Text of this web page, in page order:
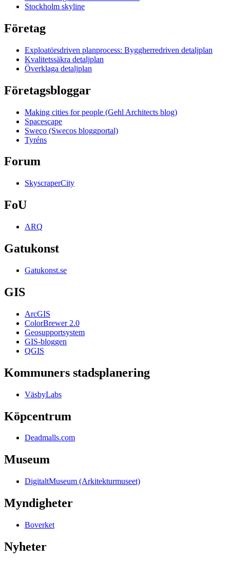
Stockholm skyline
Företag
Exploatörsdriven planprocess: Byggherredriven detaljplan
Kvalitetssäkra detaljplan
Överklaga detaljplan
Företagsbloggar
Making cities for people (Gehl Architects blog)
Spacescape
Sweco (Swecos bloggportal)
Tyréns
Forum
SkyscraperCity
FoU
ARQ
Gatukonst
Gatukonst.se
GIS
ArcGIS
ColorBrewer 2.0
Geosupportsystem
GIS-bloggen
QGIS
Kommuners stadsplanering
VäsbyLabs
Köpcentrum
Deadmalls.com
Museum
DigitaltMuseum (Arkitekturmuseet)
Myndigheter
Boverket
Nyheter